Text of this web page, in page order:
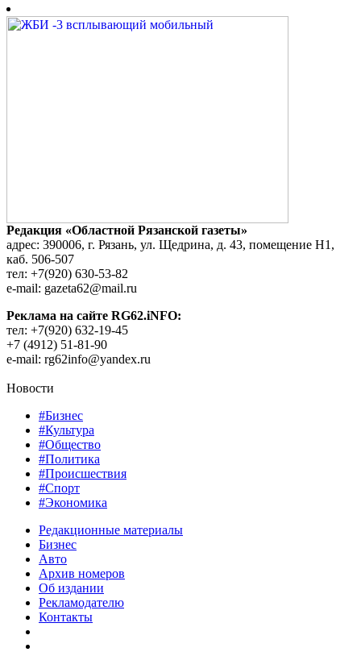
Редакция «Областной Рязанской газеты»
адрес: 390006, г. Рязань, ул. Щедрина, д. 43, помещение Н1,
каб. 506-507
тел: +7(920) 630-53-82
e-mail: gazeta62@mail.ru
Реклама на сайте RG62.iNFO:
тел: +7(920) 632-19-45
+7 (4912) 51-81-90
e-mail: rg62info@yandex.ru
Новости
#Бизнес
#Культура
#Общество
#Политика
#Происшествия
#Спорт
#Экономика
Редакционные материалы
Бизнес
Авто
Архив номеров
Об издании
Рекламодателю
Контакты